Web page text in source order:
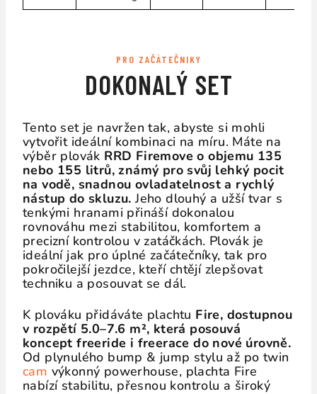
PRO ZAČÁTEČNIKY
DOKONALÝ SET
Tento set je navržen tak, abyste si mohli
vytvořit ideální kombinaci na míru. Máte na
výběr plovák RRD Firemove o objemu 135
nebo 155 litrů, známý pro svůj lehký pocit
na vodě, snadnou ovladatelnost a rychlý
nástup do skluzu. Jeho dlouhý a užší tvar s
tenkými hranami přináší dokonalou
rovnováhu mezi stabilitou, komfortem a
precizní kontrolou v zatáčkách. Plovák je
ideální jak pro úplné začátečníky, tak pro
pokročilejší jezdce, kteří chtějí zlepšovat
techniku a posouvat se dál.
K plováku přidáváte plachtu Fire, dostupnou
v rozpětí 5.0–7.6 m², která posouvá
koncept freeride i freerace do nové úrovně.
Od plynulého bump & jump stylu až po twin
cam výkonný powerhouse, plachta Fire
nabízí stabilitu, přesnou kontrolu a široký